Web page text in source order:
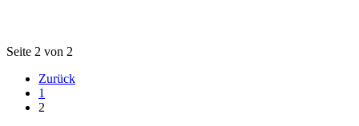
Seite 2 von 2
Zurück
1
2